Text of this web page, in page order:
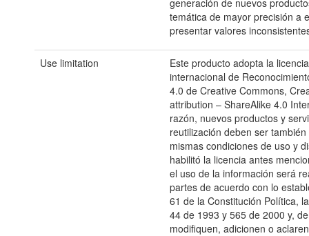
generación de nuevos
temática de mayor precisión a
presentar valores
Use limitation
Este producto adopta la
internacional de
4.0 de Creative Commons,
attribution – ShareAlike 4.0
razón, nuevos productos y
reutilización deben ser
mismas condiciones de uso y
habilitó la licencia antes
el uso de la información será
partes de acuerdo con lo
61 de la Constitución Política,
44 de 1993 y 565 de 2000 y,
modifiquen, adicionen o